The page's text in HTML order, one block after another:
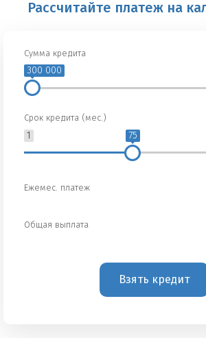
Рассчитайте платеж на
Сумма кредита
300 000
Срок кредита (мес.)
1 75
Ежемес. платеж
Общая выплата
Взять кредит